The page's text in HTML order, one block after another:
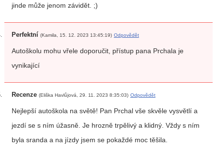
jinde může jenom závidět. ;)
Perfektní (Kamila, 15. 12. 2023 13:45:19) Odpovědět
Autoškolu mohu vřele doporučit, přístup pana Prchala je
vynikající
Recenze (Eliška Havlůjová, 29. 11. 2023 8:35:03) Odpovědět
Nejlepší autoškola na světě! Pan Prchal vše skvěle vysvětlí a
jezdí se s ním úžasně. Je hrozně trpělivý a klidný. Vždy s ním
byla sranda a na jízdy jsem se pokaždé moc těšila.